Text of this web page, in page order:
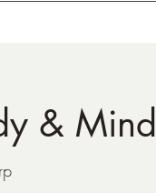
& Mind